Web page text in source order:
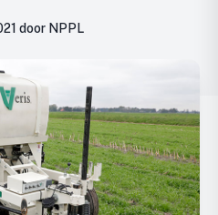
door NPPL